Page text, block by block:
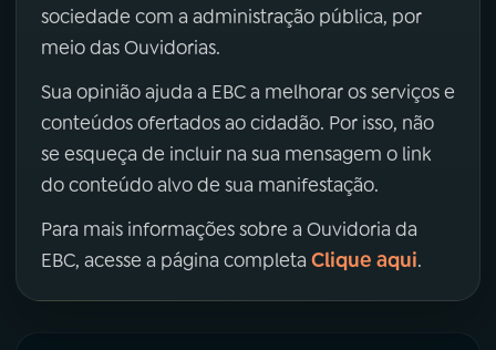
sociedade com a administração pública, por
meio das Ouvidorias.
Sua opinião ajuda a EBC a melhorar os serviços e
conteúdos ofertados ao cidadão. Por isso, não
se esqueça de incluir na sua mensagem o link
do conteúdo alvo de sua manifestação.
Para mais informações sobre a Ouvidoria da
EBC, acesse a página completa Clique aqui.